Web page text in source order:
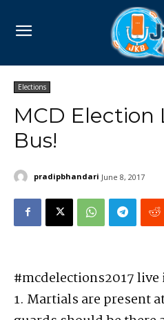
Elections
MCD Election
Bus!
pradipbhandari June 8, 2017
#mcdelections2017live
1. Martials are present